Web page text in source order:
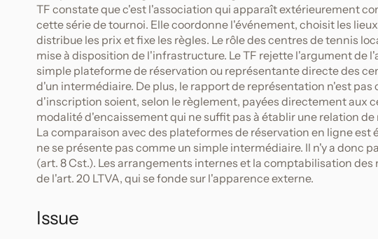
TF constate que c'est l'association qui apparaît extérieurement
cette série de tournoi. Elle coordonne l'événement, choisit les
distribue les prix et fixe les règles. Le rôle des centres de tennis
mise à disposition de l'infrastructure. Le TF rejette l'argument de
simple plateforme de réservation ou représentante directe des
d'un intermédiaire. De plus, le rapport de représentation n'est
d'inscription soient, selon le règlement, payées directement aux
modalité d'encaissement qui ne suffit pas à établir une relation
La comparaison avec des plateformes de réservation en ligne
ne se présente pas comme un simple intermédiaire. Il n'y a donc
(art. 8 Cst.). Les arrangements internes et la comptabilisation
de l'art. 20 LTVA, qui se fonde sur l'apparence externe.
Issue